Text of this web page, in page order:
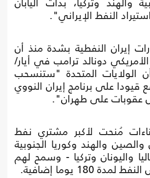
النفط الإيراني".
إيران النفطية بشدة منذ أن
دونالد ترامب في أيار/
2018 أن الولايات المتحدة "ستنسحب
على برنامج إيران النووي
على طهران".
مُنحت لأكبر مشتري نفط
والصين والهند وكوريا الجنوبية
واليونان وتركيا - وسمح لهم
180 يوما إضافية.